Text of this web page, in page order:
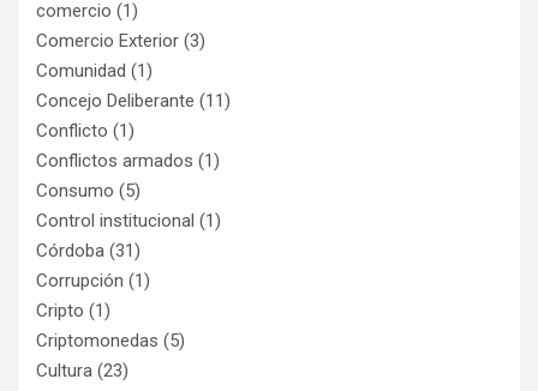
comercio (1)
Comercio Exterior (3)
Comunidad (1)
Concejo Deliberante (11)
Conflicto (1)
Conflictos armados (1)
Consumo (5)
Control institucional (1)
Córdoba (31)
Corrupción (1)
Cripto (1)
Criptomonedas (5)
Cultura (23)